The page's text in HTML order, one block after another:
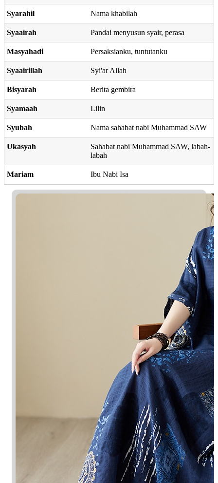
Syarahil Nama khabilah
Syaairah Pandai menyusun syair, perasa
Masyahadi Persaksianku, tuntutanku
Syaairillah Syi'ar Allah
Bisyarah Berita gembira
Syamaah Lilin
Syubah Nama sahabat nabi Muhammad SAW
Ukasyah
Sahabat nabi Muhammad SAW, labah-
labah
Mariam Ibu Nabi Isa